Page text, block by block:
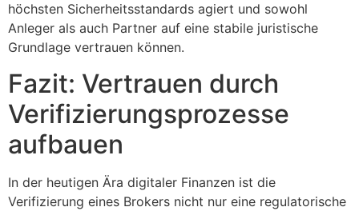
höchsten Sicherheitsstandards agiert und sowohl
Anleger als auch Partner auf eine stabile juristische
Grundlage vertrauen können.
Fazit: Vertrauen durch
Verifizierungsprozesse
aufbauen
In der heutigen Ära digitaler Finanzen ist die
Verifizierung eines Brokers nicht nur eine regulatorische